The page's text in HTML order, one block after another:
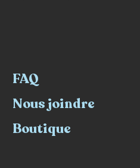
FAQ
Nous joindre
Boutique